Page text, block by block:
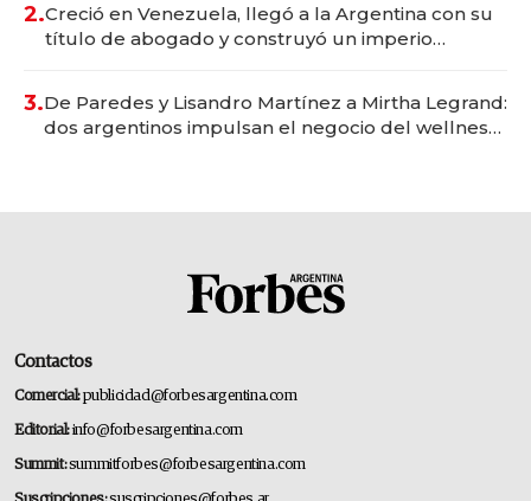
2.Creció en Venezuela, llegó a la Argentina con su
título de abogado y construyó un imperio
3.De Paredes y Lisandro Martínez a Mirtha Legrand:
dos argentinos impulsan el negocio del wellness
Contactos
Comercial:publicidad@forbesargentina.com
Editorial:info@forbesargentina.com
Summit:summitforbes@forbesargentina.com